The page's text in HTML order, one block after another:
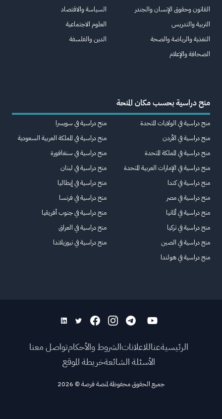
القانون وحقوق الإنسان والجندر
التربية والتدريس
التغذية والرياضة والصحة
الصحافة والإعلام
السياسة والاقتصاد
العلوم الاجتماعية
الدين والفلسفة
منح دراسية بحسب مكان المنحة
منح دراسية في الولايات المتحدة
منح دراسية في الأردن
منح دراسية في المملكة المتحدة
منح دراسية في الإمارات العربية المتحدة
منح دراسية في كندا
منح دراسية في مصر
منح دراسية في ألمانيا
منح دراسية في تركيا
منح دراسية في الصين
منح دراسية في هولندا
منح دراسية في سويسرا
منح دراسية في المملكة العربية السعودية
منح دراسية في سنغافورة
منح دراسية في لبنان
منح دراسية في إيطاليا
منح دراسية في فرنسا
منح دراسية في جنوب أفريقيا
منح دراسية في العراق
منح دراسية في نيوزيلاندا
الرئيسيةعناللاعلاناتالشروط والأحكامتواصل معنا
الأسئلة الشائعةخريطة الموقع
جميع الحقوق محفوظة لمنصة فرصة©
2026